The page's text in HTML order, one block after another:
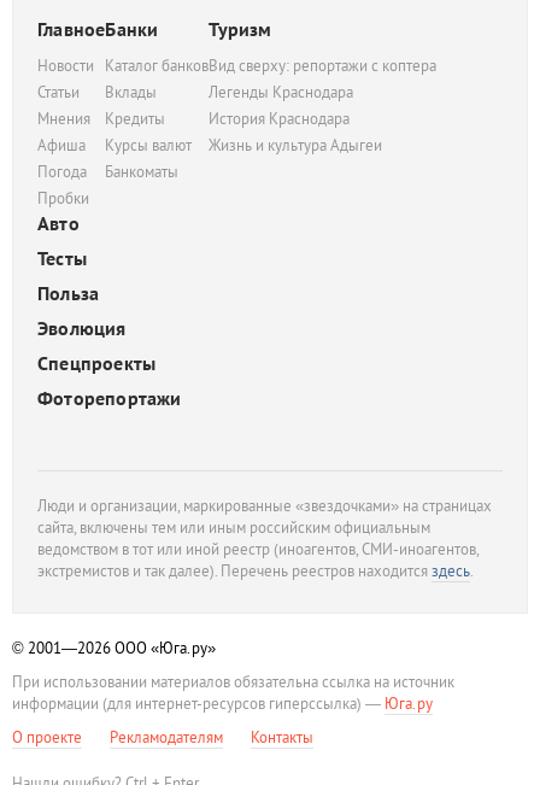
Главное
Новости
Статьи
Мнения
Афиша
Погода
Пробки
Банки
Каталог банков
Вклады
Кредиты
Курсы валют
Банкоматы
Туризм
Вид сверху: репортажи с коптера
Легенды Краснодара
История Краснодара
Жизнь и культура Адыгеи
Авто
Тесты
Польза
Эволюция
Спецпроекты
Фоторепортажи
Люди и организации, маркированные «звездочками» на страницах
сайта, включены тем или иным российским официальным
ведомством в тот или иной реестр (иноагентов, СМИ-иноагентов,
экстремистов и так далее). Перечень реестров находитсяздесь.
© 2001—2026ООО «Юга.ру»
При использовании материалов обязательна ссылка на источник
информации (для интернет-ресурсов гиперссылка) — Юга.ру
О проекте
Рекламодателям Контакты